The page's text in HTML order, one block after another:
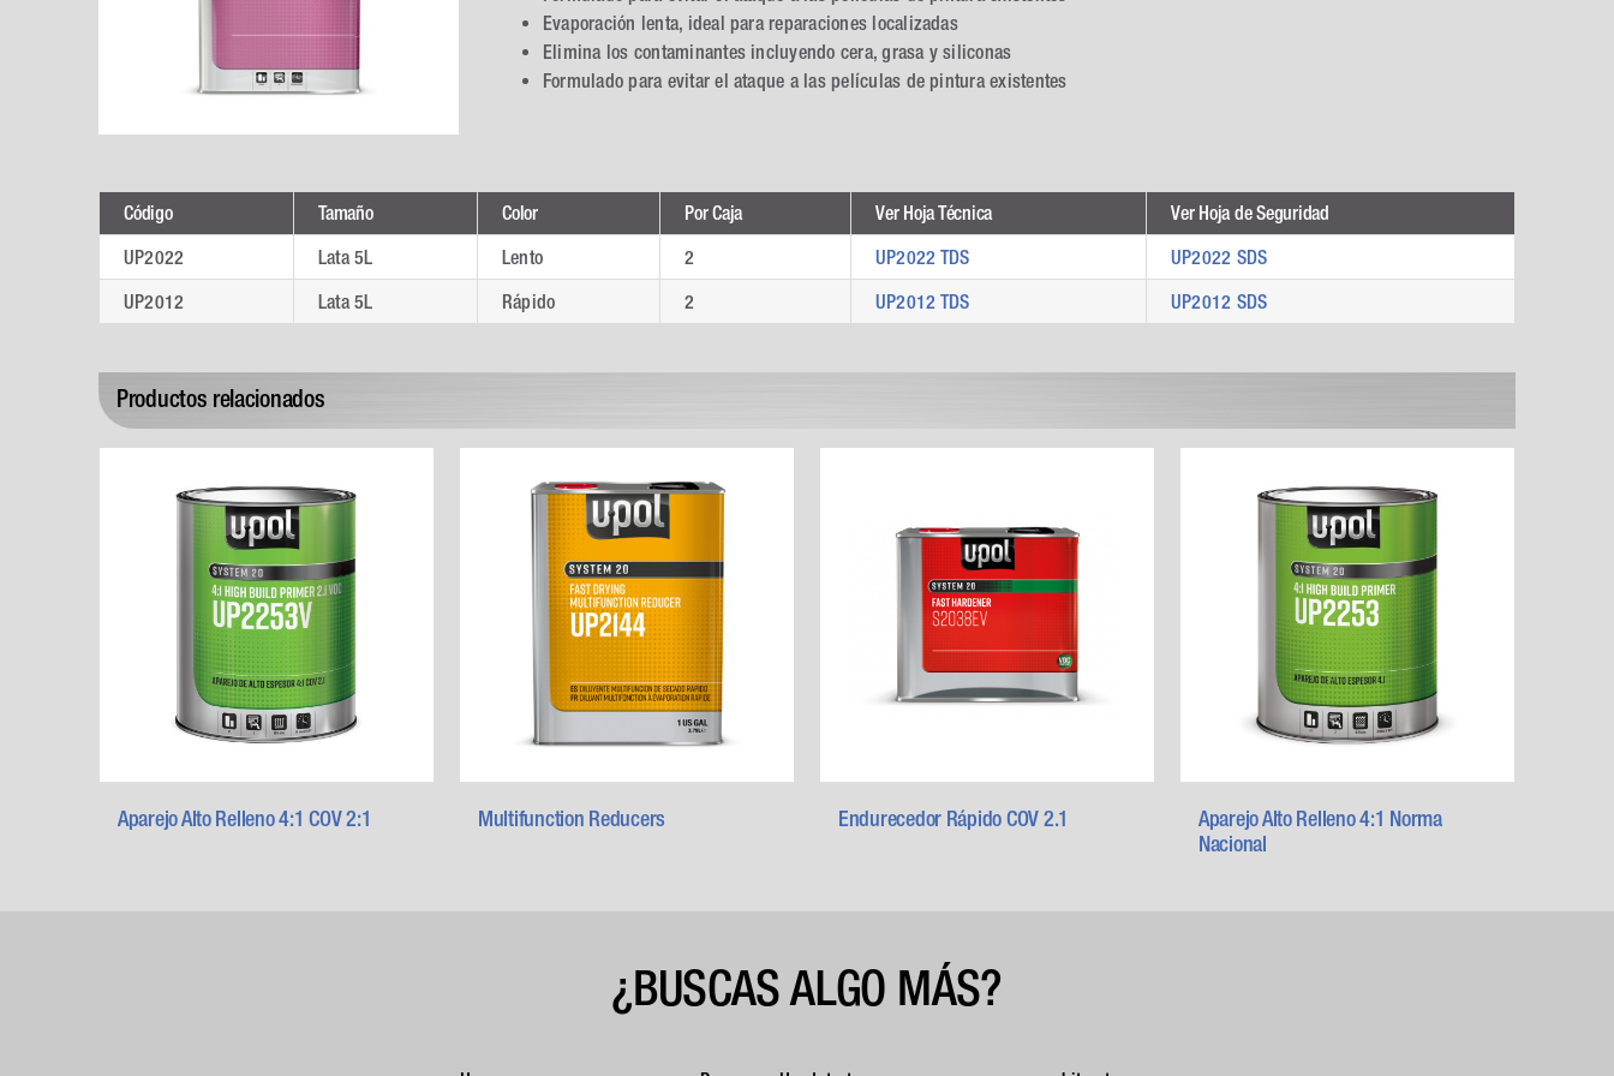
Evaporación lenta, ideal para reparaciones localizadas
Elimina los contaminantes incluyendo cera, grasa y siliconas
Formulado para evitar el ataque a las películas de pintura existentes
Código Tamaño Color Por Caja Ver Hoja Técnica Ver Hoja de Seguridad
UP2022 Lata 5L Lento 2 UP2022 TDS UP2022 SDS
UP2012 Lata 5L Rápido 2 UP2012 TDS UP2012 SDS
Productos relacionados
Aparejo Alto Relleno 4:1 COV 2:1 Multifunction Reducers Endurecedor Rápido COV 2.1
Aparejo Alto Relleno 4:1 Norma
Nacional
¿BUSCAS ALGO MÁS?